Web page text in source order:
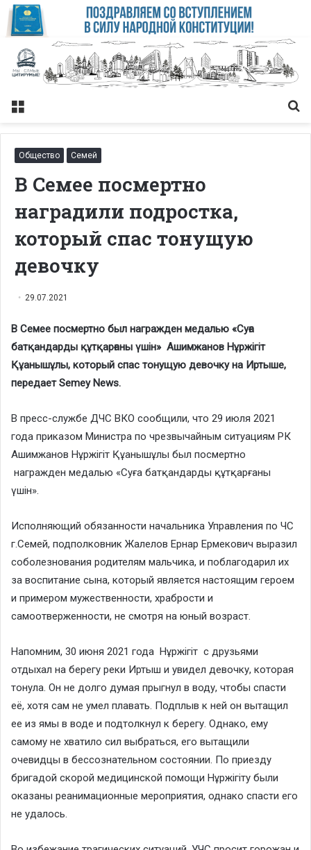
Меню
Общество Семей
В Семее посмертно
наградили подростка,
который спас тонущую
девочку
29.07.2021
В Семее посмертно был награжден медалью «Суға
батқандарды құтқарғаны үшін» Ашимжанов Нұржігіт
Құанышұлы, который спас тонущую девочку на Иртыше,
передает Semey News.
В пресс-службе ДЧС ВКО сообщили, что 29 июля 2021
года приказом Министра по чрезвычайным ситуациям РК
Ашимжанов Нұржігіт Құанышұлы был посмертно
награжден медалью «Суға батқандарды құтқарғаны
үшін».
Исполняющий обязанности начальника Управления по ЧС
г.Семей, подполковник Жалелов Ернар Ермекович выразил
соболезнования родителям мальчика, и поблагодарил их
за воспитание сына, который является настоящим героем
и примером мужественности, храбрости и
самоотверженности, не смотря на юный возраст.
Напомним, 30 июня 2021 года Нұржігіт с друзьями
отдыхал на берегу реки Иртыш и увидел девочку, которая
тонула. Он не долго думая прыгнул в воду, чтобы спасти
её, хотя сам не умел плавать. Подплыв к ней он вытащил
ее из ямы в воде и подтолкнул к берегу. Однако, ему
самому не хватило сил выбраться, его вытащили
очевидцы в бессознательном состоянии. По приезду
бригадой скорой медицинской помощи Нұржігіту были
оказаны реанимационные мероприятия, однако спасти его
не удалось.